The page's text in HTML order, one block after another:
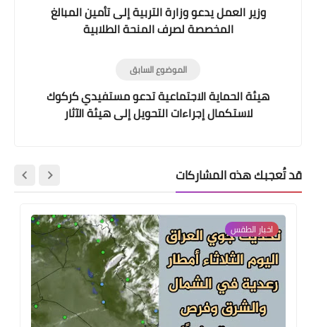
وزير العمل يدعو وزارة التربية إلى تأمين المبالغ
المخصصة لصرف المنحة الطلابية
الموضوع السابق
هيئة الحماية الاجتماعية تدعو مستفيدي كركوك
لاستكمال إجراءات التحويل إلى هيئة الآثار
قد تُعجبك هذه المشاركات
اخبار الطقس